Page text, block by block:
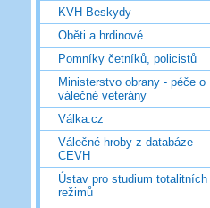
KVH Beskydy
Oběti a hrdinové
Pomníky četníků, policistů
Ministerstvo obrany - péče o
válečné veterány
Válka.cz
Válečné hroby z databáze
CEVH
Ústav pro studium totalitních
režimů